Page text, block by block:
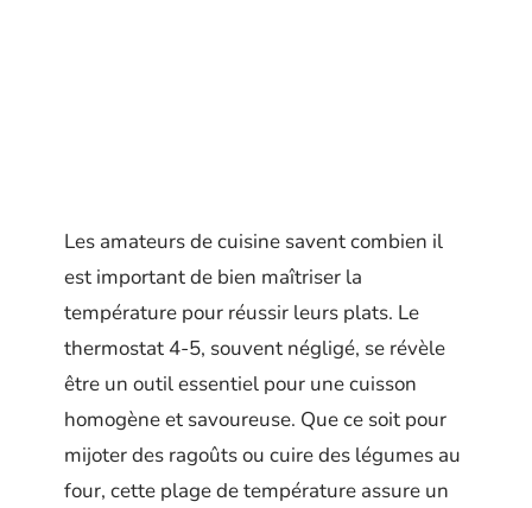
Les amateurs de cuisine savent combien il
est important de bien maîtriser la
température pour réussir leurs plats. Le
thermostat 4-5, souvent négligé, se révèle
être un outil essentiel pour une cuisson
homogène et savoureuse. Que ce soit pour
mijoter des ragoûts ou cuire des légumes au
four, cette plage de température assure un